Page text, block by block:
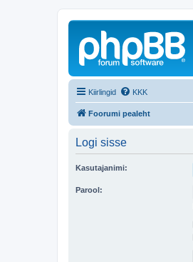
Kiirlingid KKK
Foorumi pealeht
Logi sisse
Kasutajanimi:
Parool: